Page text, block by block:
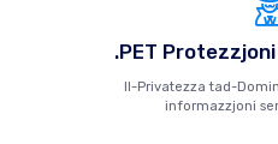
.PET
Il-Privatezza tad-
informazzjoni